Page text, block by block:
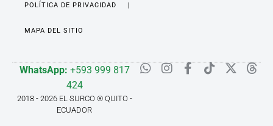
POLÍTICA DE PRIVACIDAD
MAPA DEL SITIO
WhatsApp: +593 999 817
424
2018 - 2026 EL SURCO ® QUITO -
ECUADOR